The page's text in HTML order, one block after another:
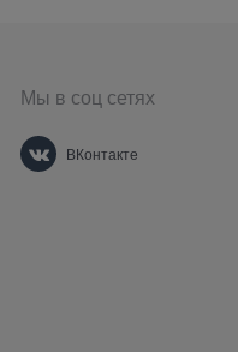
Мы в соц сетях
ВКонтакте